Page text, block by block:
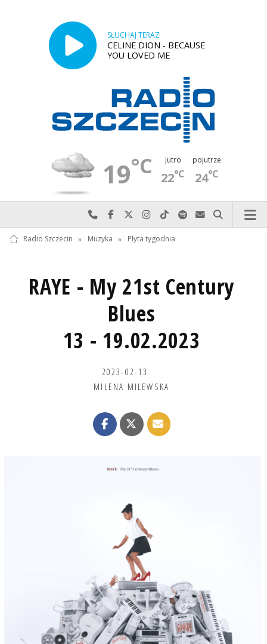
SŁUCHAJ TERAZ
CELINE DION - BECAUSE
YOU LOVED ME
19°C jutro
22°C
pojutrze
24°C
Najlepiej po prostu do nas zadzwoń
Odwiedź nas na Facebook-u
Odwiedź nas na X
Odwiedź nas na Instagram-ie
Odwiedź nas na TikTok-u
Szukaj nas na Spotify
Wyślij do nas
Szukaj
Radio Szczecin » Muzyka » Płyta tygodnia
RAYE - My 21st Century
Blues
13 - 19.02.2023
2023-02-13
MILENA MILEWSKA